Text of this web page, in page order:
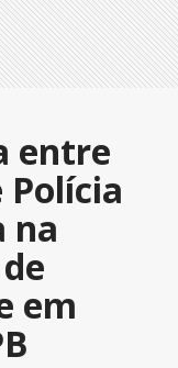
entre
na
em